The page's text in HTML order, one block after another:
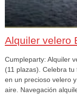
Alquiler velero
Cumpleparty: Alquiler
(11 plazas). Celebra
en un precioso velero
aire. Navegación